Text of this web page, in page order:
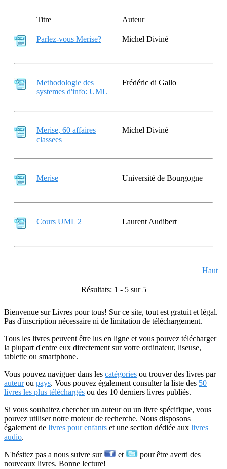
Titre Auteur
Parlez-vous Merise? Michel Diviné
Methodologie des
systemes d'info: UML
Frédéric di Gallo
Merise, 60 affaires
classees
Michel Diviné
Merise Université de Bourgogne
Cours UML 2 Laurent Audibert
Haut
Résultats: 1 - 5 sur 5
Bienvenue sur Livres pour tous! Sur ce site, tout est gratuit et légal.
Pas d'inscription nécessaire ni de limitation de téléchargement.
Tous les livres peuvent être lus en ligne et vous pouvez télécharger
la plupart d'entre eux directement sur votre ordinateur, liseuse,
tablette ou smartphone.
Vous pouvez naviguer dans les catégories ou trouver des livres par
auteurou pays. Vous pouvez également consulter la liste des 50
livres les plus téléchargés ou des 10 derniers livres publiés.
Si vous souhaitez chercher un auteur ou un livre spécifique, vous
pouvez utiliser notre moteur de recherche. Nous disposons
également de livres pour enfants et une section dédiée aux livres
audio.
N'hésitez pas a nous suivre sur et
pour être averti des
nouveaux livres. Bonne lecture!